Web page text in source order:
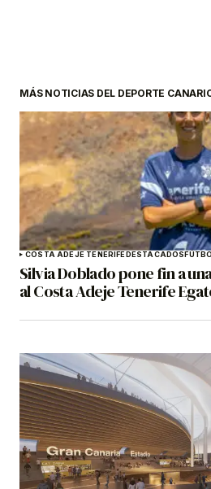
MÁS NOTICIAS DEL DEPORTE
COSTA ADEJE TENERIFEDESTACADOS
Silvia Doblado pone fin a
al Costa Adeje Tenerife